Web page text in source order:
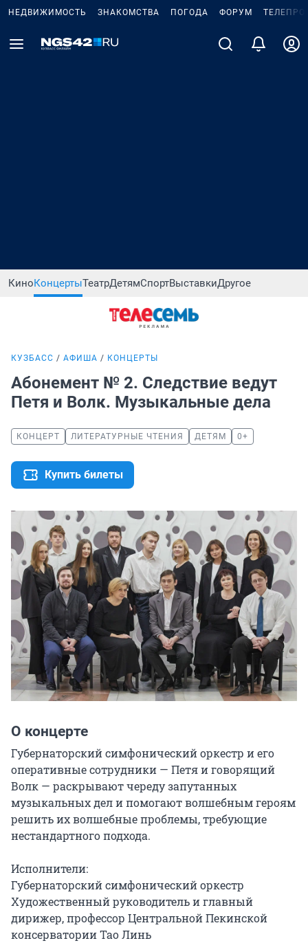
НЕДВИЖИМОСТЬ ЗНАКОМСТВА ПОГОДА ФОРУМ
КиноКонцертыТеатрДетямСпортВыставкиДругое
КУЗБАСС АФИША КОНЦЕРТЫ
Абонемент № 2. Следствие ведут
Петя и Волк. Музыкальные дела
КОНЦЕРТ ЛИТЕРАТУРНЫЕ ЧТЕНИЯ ДЕТЯМ 0+
Купить билеты
О концерте
Губернаторский симфонический оркестр и его
оперативные сотрудники — Петя и говорящий
Волк — раскрывают череду запутанных
музыкальных дел и помогают волшебным героям
решить их волшебные проблемы, требующие
нестандартного подхода.
Исполнители:
Губернаторский симфонический оркестр
Художественный руководитель и главный
дирижер, профессор Центральной Пекинской
консерватории Тао Линь